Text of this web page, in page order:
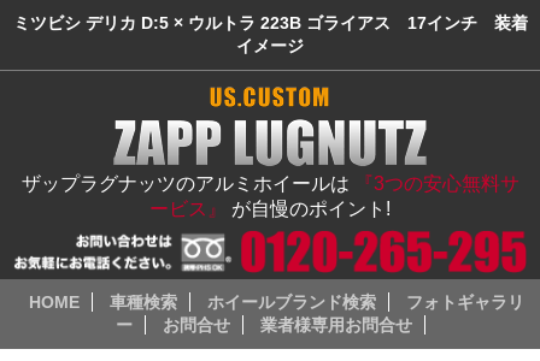
ミツビシ デリカ D:5 × ウルトラ 223B ゴライアス 17インチ 装着
イメージ
ザップラグナッツのアルミホイールは
『3つの安心無料サ
ービス』 が自慢のポイント!
HOME 車種検索 ホイールブランド検索
フォトギャラリ
ー
お問合せ 業者様専用お問合せ